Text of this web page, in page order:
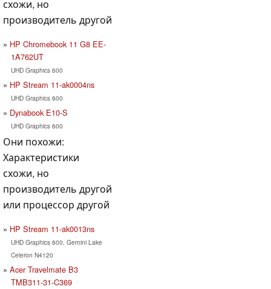
схожи, но
производитель другой
HP Chromebook 11 G8 EE-
1A762UT
UHD Graphics 600
HP Stream 11-ak0004ns
UHD Graphics 600
Dynabook E10-S
UHD Graphics 600
Они похожи:
Характеристики
схожи, но
производитель другой
или процессор другой
HP Stream 11-ak0013ns
UHD Graphics 600, Gemini Lake
Celeron N4120
Acer Travelmate B3
TMB311-31-C369